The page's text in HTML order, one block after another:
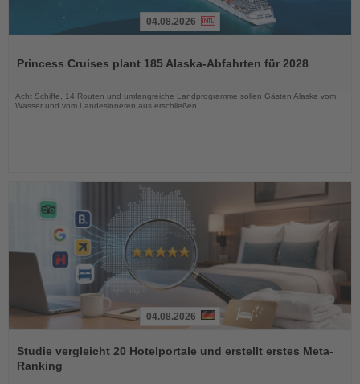
die
04.08.2026
Princess Cruises plant 185 Alaska-Abfahrten für 2028
Acht Schiffe, 14 Routen und umfangreiche Landprogramme sollen Gästen Alaska vom
Wasser und vom Landesinneren aus erschließen
Sie
die
Nachrichten
04.08.2026
Studie vergleicht 20 Hotelportale und erstellt erstes Meta-
Ranking